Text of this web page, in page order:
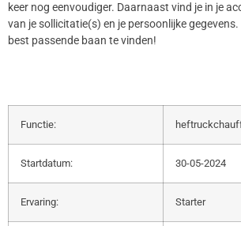
keer nog eenvoudiger. Daarnaast vind je in je
van je sollicitatie(s) en je persoonlijke
best passende baan te vinden!
Functie:
Startdatum: 30-05-2024
Ervaring: Starter